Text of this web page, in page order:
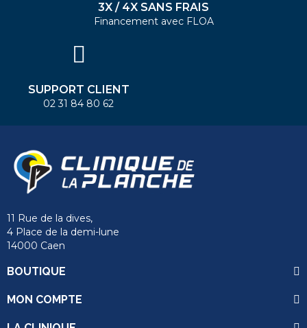
3X / 4X SANS FRAIS
Financement avec FLOA
SUPPORT CLIENT
02 31 84 80 62
11 Rue de la dives,
4 Place de la demi-lune
14000 Caen
BOUTIQUE
MON COMPTE